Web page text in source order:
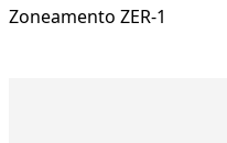
Zoneamento ZER-1